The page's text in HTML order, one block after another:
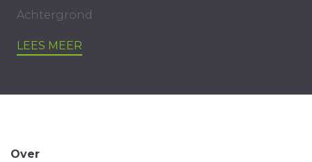
Achtergrond
LEES MEER
Over